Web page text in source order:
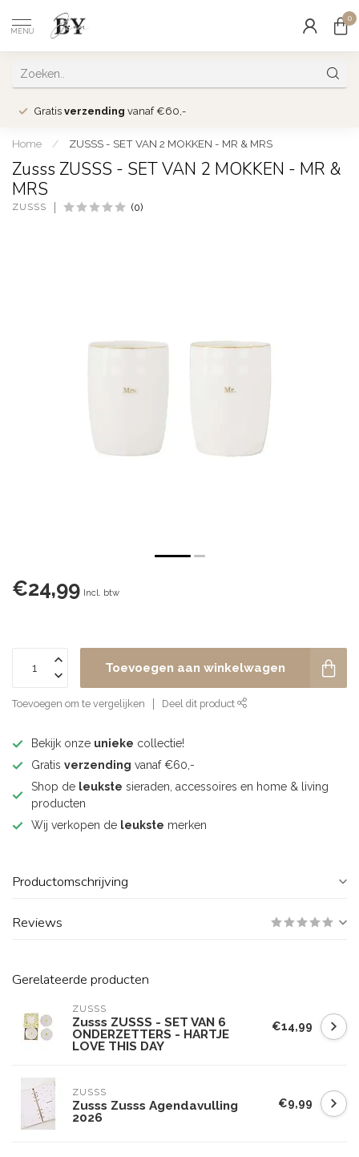
MENU
0
Gratis verzending vanaf €60,-
Home / ZUSSS - SET VAN 2 MOKKEN - MR & MRS
Zusss ZUSSS - SET VAN 2 MOKKEN - MR &
MRS
ZUSSS (0)
€24,99 Incl. btw
Toevoegen aan winkelwagen
Toevoegen om te vergelijken Deel dit product
Bekijk onze unieke collectie!
Gratis verzending vanaf €60,-
Shop de leukste sieraden, accessoires en home & living
producten
Wij verkopen de leukste merken
Productomschrijving
Reviews
Gerelateerde producten
ZUSSS
Zusss ZUSSS - SET VAN 6
ONDERZETTERS - HARTJE
LOVE THIS DAY
€14,99
ZUSSS
Zusss Zusss Agendavulling
2026
€9,99